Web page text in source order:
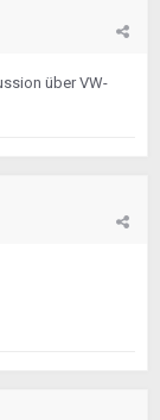
über VW-